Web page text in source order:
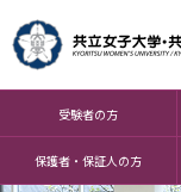
受験者の方
保護者・保証人の方